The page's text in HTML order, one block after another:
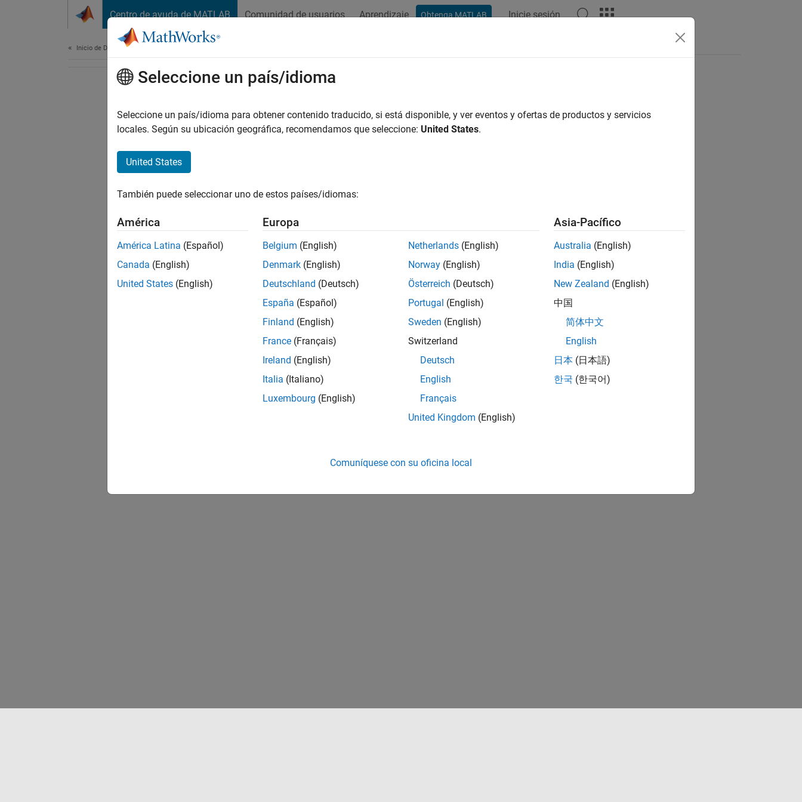
Centro de ayuda de MATLAB Comunidad de usuarios Aprendizaje Obtenga MATLAB Inicie sesión
Inicio de Documentación
¿Qué tan útil fue esta traducción?
Seleccione un país/idioma
Seleccione un país/idioma para obtener contenido traducido, si está disponible, y ver eventos y ofertas de productos y servicios
locales. Según su ubicación geográfica, recomendamos que seleccione: United States.
United States
También puede seleccionar uno de estos países/idiomas:
América
América Latina (Español)
Canada (English)
United States (English)
Europa
Belgium (English)
Denmark (English)
Deutschland (Deutsch)
España (Español)
Finland (English)
France (Français)
Ireland (English)
Italia (Italiano)
Luxembourg (English)
Netherlands (English)
Norway (English)
Österreich (Deutsch)
Portugal (English)
Sweden (English)
Switzerland
Deutsch
English
Français
United Kingdom (English)
Asia-Pacífico
Australia (English)
India (English)
New Zealand (English)
中国
简体中文
English
日本 (日本語)
한국 (한국어)
Comuníquese con su oficina local